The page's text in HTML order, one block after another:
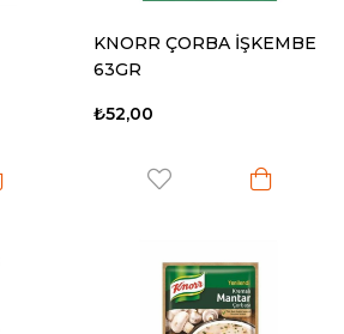
KNORR ÇORBA İŞKEMBE
63GR
₺52,00